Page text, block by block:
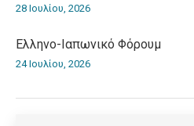
28 Ιουλίου, 2026
Ελληνο-Iαπωνικό Φόρουμ
24 Ιουλίου, 2026